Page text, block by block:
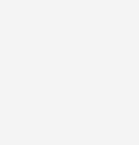
für Lkw schneller